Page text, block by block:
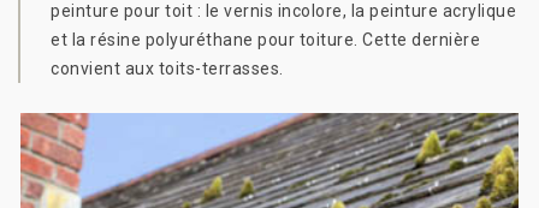
peinture pour toit : le vernis incolore, la peinture acrylique
et la résine polyuréthane pour toiture. Cette dernière
convient aux toits-terrasses.